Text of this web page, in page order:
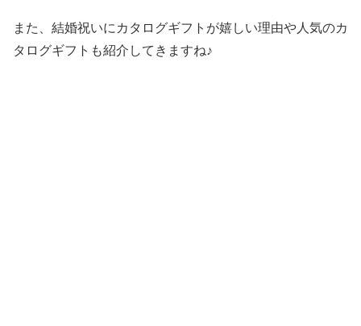
また、結婚祝いにカタログギフトが嬉しい理由や人気のカ
タログギフトも紹介してきますね♪